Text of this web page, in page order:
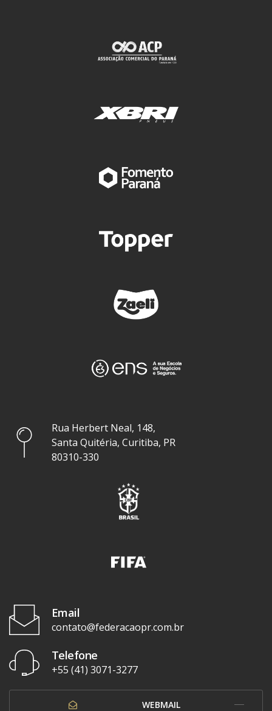
Rua Herbert Neal, 148,
Santa Quitéria, Curitiba, PR
80310-330
Email
contato@federacaopr.com.br
Telefone
+55 (41) 3071-3277
WEBMAIL